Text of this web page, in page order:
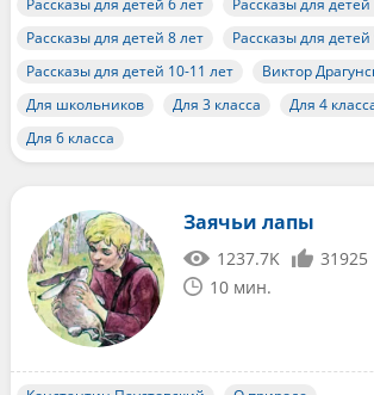
Рассказы для детей 6 лет
Рассказы для детей
Рассказы для детей 8 лет
Рассказы для детей
Рассказы для детей 10-11 лет
Виктор
Для школьников
Для 3 класса Для 4
Для 6 класса
Заячьи лапы
1237.7K 31925
10 мин.